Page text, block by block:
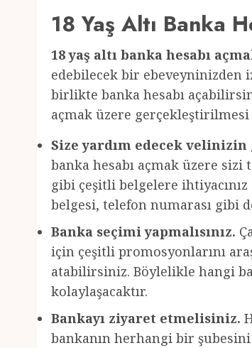
18 Yaş Altı Banka
18 yaş altı banka hesabı
edebilecek bir ebeveyninizden
birlikte banka hesabı
açmak üzere
Size yardım edecek
banka hesabı açmak üzere
gibi çeşitli belgelere
belgesi, telefon numarası gibi
Banka seçimi yapmalısınız.
için çeşitli promosyonlarını
atabilirsiniz. Böylelikle hangi
kolaylaşacaktır.
Bankayı ziyaret etmelisiniz.
bankanın herhangi bir